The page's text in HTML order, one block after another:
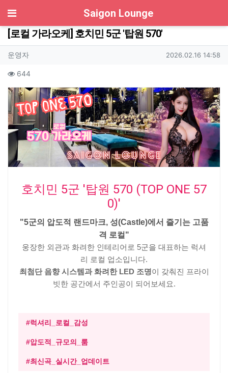
Saigon Lounge
[로컬 가라오케] 호치민 5군 '탑원 570'
작성자 정보
운영자작성 작성일
2026.02.16 14:58
컨텐츠 정보
644
본문
호치민 5군 '탑원 570 (TOP ONE 57
0)'
"5군의 압도적 랜드마크, 성(Castle)에서 즐기는 고품
격 로컬"
웅장한 외관과 화려한 인테리어로 5군을 대표하는 럭셔
리 로컬 업소입니다.
최첨단 음향 시스템과 화려한 LED 조명이 갖춰진 프라이
빗한 공간에서 주인공이 되어보세요.
#럭셔리_로컬_감성
#압도적_규모의_룸
#최신곡_실시간_업데이트